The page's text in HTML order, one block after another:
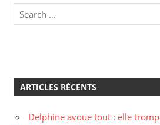
ARTICLES RÉCENTS
Delphine avoue tout : elle